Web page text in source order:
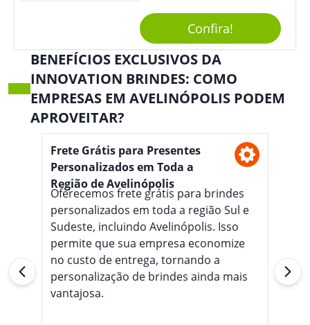
Empresa Em Eventos,
Reuniões Corporativas Ou Até
Mesmo Para Presentear
Colaboradores.
Confira!
BENEFÍCIOS EXCLUSIVOS DA
INNOVATION BRINDES: COMO
EMPRESAS EM AVELINÓPOLIS PODEM
APROVEITAR?
Frete Grátis para Presentes
Personalizados em Toda a
Região de Avelinópolis
Oferecemos frete grátis para brindes
personalizados em toda a região Sul e
Sudeste, incluindo Avelinópolis. Isso
permite que sua empresa economize
no custo de entrega, tornando a
personalização de brindes ainda mais
vantajosa.